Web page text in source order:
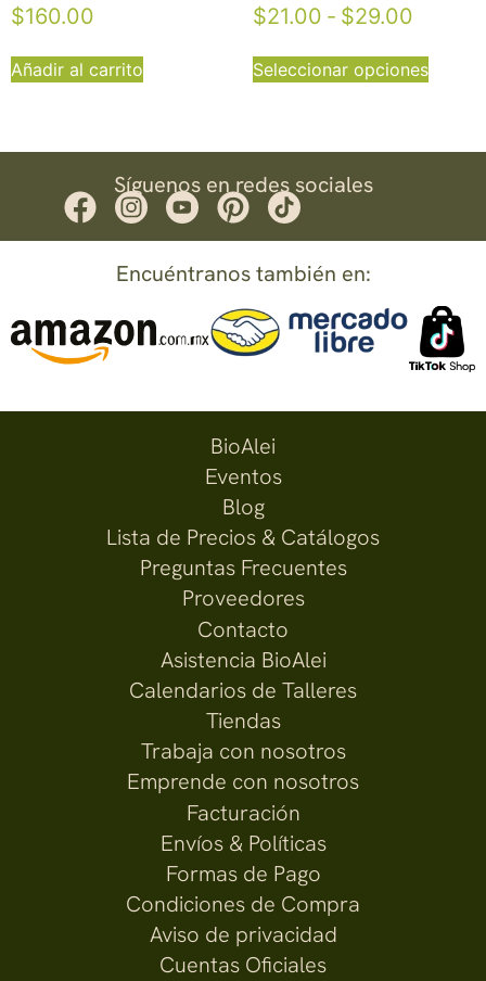
$160.00
Añadir al carrito
$21.00 - $29.00
Seleccionar opciones
Síguenos en redes sociales
Encuéntranos también en:
BioAlei
Eventos
Blog
Lista de Precios & Catálogos
Preguntas Frecuentes
Proveedores
Contacto
Asistencia BioAlei
Calendarios de Talleres
Tiendas
Trabaja con nosotros
Emprende con nosotros
Facturación
Envíos & Políticas
Formas de Pago
Condiciones de Compra
Aviso de privacidad
Cuentas Oficiales